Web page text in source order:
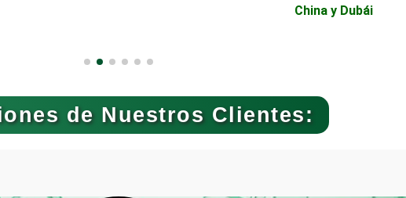
Banquetes Bares y Cantinas
China y Dubái
de Nuestros Clientes: